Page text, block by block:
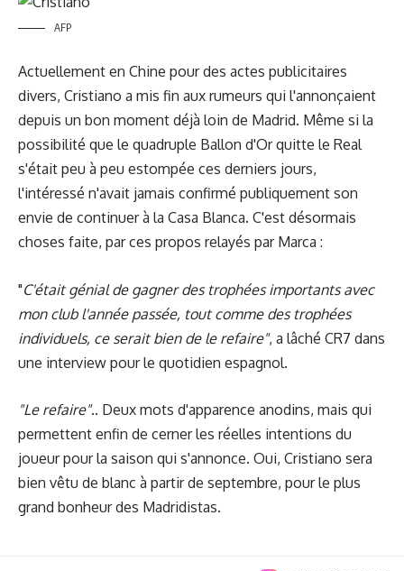
AFP
Actuellement en Chine pour des actes publicitaires
divers, Cristiano a mis fin aux rumeurs qui l'annonçaient
depuis un bon moment déjà loin de Madrid. Même si la
possibilité que le quadruple Ballon d'Or quitte le Real
s'était peu à peu estompée ces derniers jours,
l'intéressé n'avait jamais confirmé publiquement son
envie de continuer à la Casa Blanca. C'est désormais
choses faite, par ces propos relayés par Marca :
"C'était génial de gagner des trophées importants avec
mon club l'année passée, tout comme des trophées
individuels, ce serait bien de le refaire", a lâché CR7 dans
une interview pour le quotidien espagnol.
"Le refaire".. Deux mots d'apparence anodins, mais qui
permettent enfin de cerner les réelles intentions du
joueur pour la saison qui s'annonce. Oui, Cristiano sera
bien vêtu de blanc à partir de septembre, pour le plus
grand bonheur des Madridistas.